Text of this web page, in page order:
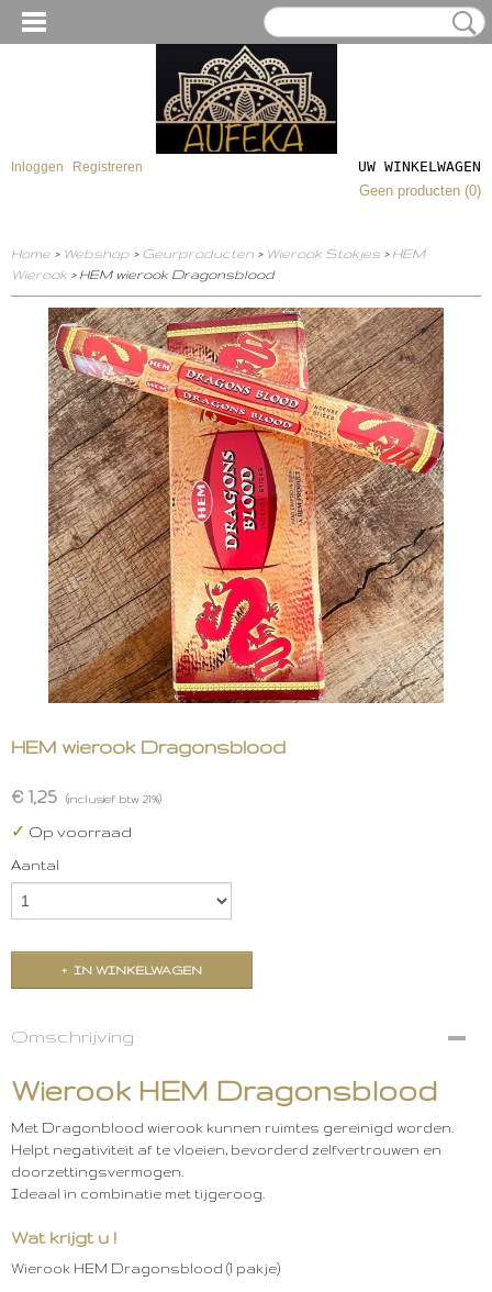
Inloggen Registreren
UW WINKELWAGEN
Geen producten (0)
Home > Webshop > Geurproducten > Wierook Stokjes > HEM
Wierook > HEM wierook Dragonsblood
HEM wierook Dragonsblood
€ 1,25 (inclusief btw 21%)
✓ Op voorraad
Aantal
IN WINKELWAGEN
Omschrijving
Wierook HEM Dragonsblood
Met Dragonblood wierook kunnen ruimtes gereinigd worden.
Helpt negativiteit af te vloeien, bevorderd zelfvertrouwen en
doorzettingsvermogen.
Ideaal in combinatie met tijgeroog.
Wat krijgt u !
Wierook HEM Dragonsblood (1 pakje)